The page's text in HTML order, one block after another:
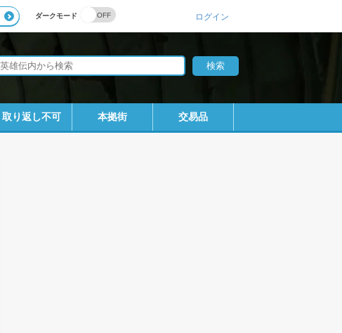
ダークモード ログイン
取り返し不可 本拠街 交易品